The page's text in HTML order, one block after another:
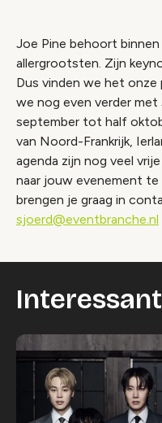
Joe Pine behoort
allergrootsten. Zijn
Dus vinden we het
we nog even verder met
september tot half
van Noord-Frankrijk,
agenda zijn nog veel
naar jouw evenement
brengen je graag in
sjoerd@eventbranche.nl